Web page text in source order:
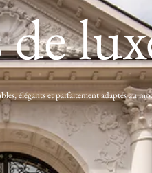
élégants et parfaitement adaptés au